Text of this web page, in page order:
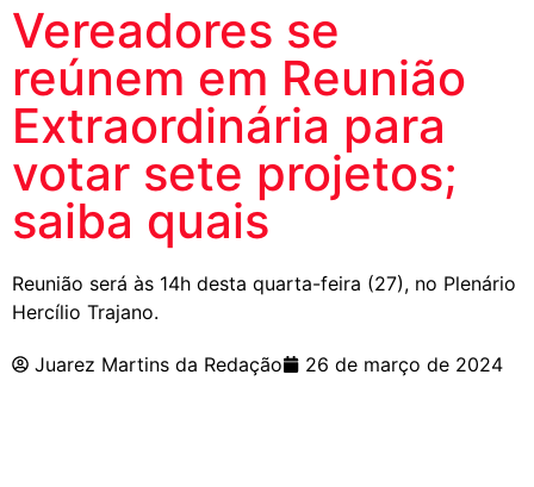
Vereadores se
reúnem em Reunião
Extraordinária para
votar sete projetos;
saiba quais
Reunião será às 14h desta quarta-feira (27), no Plenário
Hercílio Trajano.
Juarez Martins da Redação 26 de março de 2024